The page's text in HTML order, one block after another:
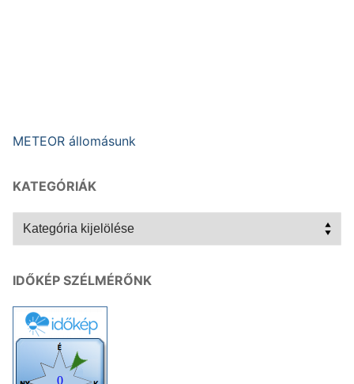
METEOR állomásunk
KATEGÓRIÁK
Kategóriák
IDŐKÉP SZÉLMÉRŐNK